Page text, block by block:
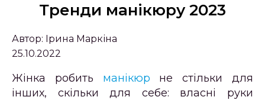
Тренди манікюру 2023
Автор: Ірина Маркіна
25.10.2022
Жінка робить манікюр не стільки для
інших, скільки для себе: власні руки